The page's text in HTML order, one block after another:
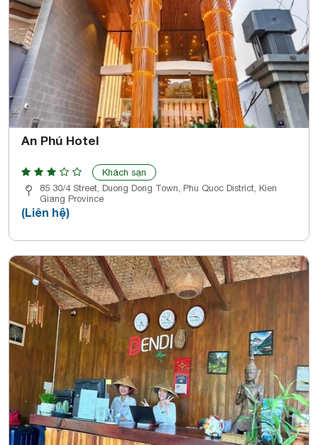
An Phú Hotel
Khách sạn
85 30/4 Street, Duong Dong Town, Phu Quoc District, Kien
Giang Province
(Liên hệ)